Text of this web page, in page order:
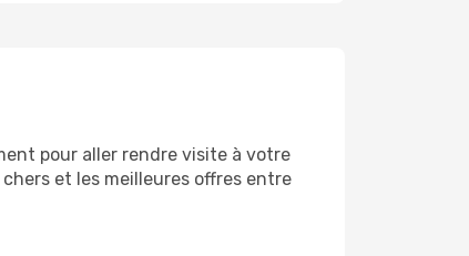
pour aller rendre visite à votre
et les meilleures offres entre